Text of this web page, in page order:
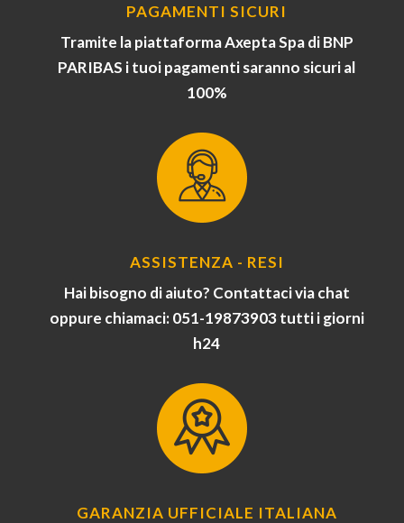
PAGAMENTI SICURI
Tramite la piattaforma Axepta Spa di BNP
PARIBAS i tuoi pagamenti saranno sicuri al
100%
ASSISTENZA - RESI
Hai bisogno di aiuto? Contattaci via chat
oppure chiamaci: 051-19873903 tutti i giorni
h24
GARANZIA UFFICIALE ITALIANA